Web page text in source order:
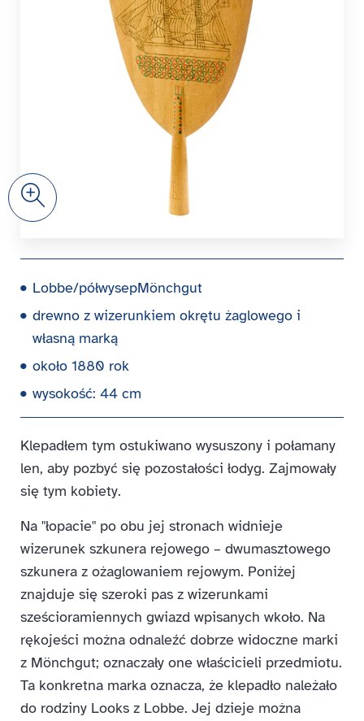
Zoom
Lobbe/półwysepMönchgut
drewno z wizerunkiem okrętu żaglowego i
własną marką
około 1880 rok
wysokość: 44 cm
Klepadłem tym ostukiwano wysuszony i połamany
len, aby pozbyć się pozostałości łodyg. Zajmowały
się tym kobiety.
Na "łopacie" po obu jej stronach widnieje
wizerunek szkunera rejowego – dwumasztowego
szkunera z ożaglowaniem rejowym. Poniżej
znajduje się szeroki pas z wizerunkami
sześcioramiennych gwiazd wpisanych wkoło. Na
rękojeści można odnaleźć dobrze widoczne marki
z Mönchgut; oznaczały one właścicieli przedmiotu.
Ta konkretna marka oznacza, że klepadło należało
do rodziny Looks z Lobbe. Jej dzieje można